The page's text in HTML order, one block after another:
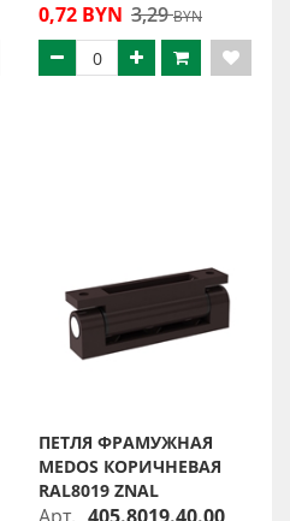
0,72 BYN 3,29BYN
ПЕТЛЯ ФРАМУЖНАЯ
MEDOS КОРИЧНЕВАЯ
RAL8019 ZNAL